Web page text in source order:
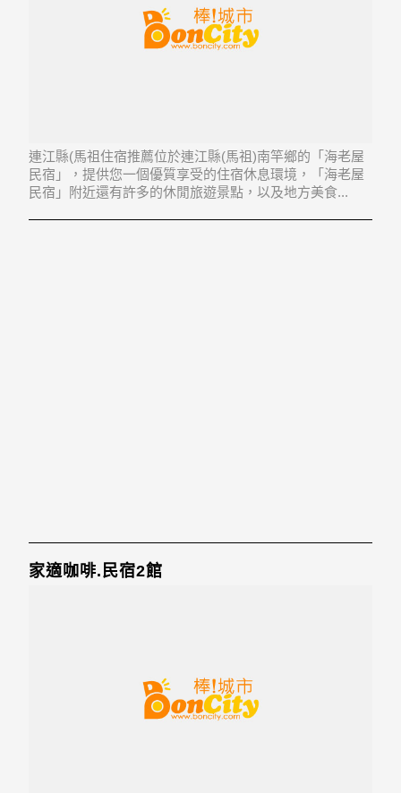
連江縣(馬祖住宿推薦位於連江縣(馬祖)南竿鄉的「海老屋
民宿」，提供您一個優質享受的住宿休息環境，「海老屋
民宿」附近還有許多的休閒旅遊景點，以及地方美食...
家適咖啡.民宿2館